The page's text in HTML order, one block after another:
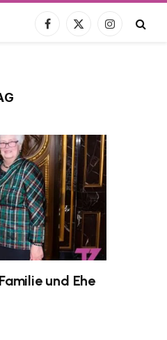
Facebook
X
Instagram
und Ehe